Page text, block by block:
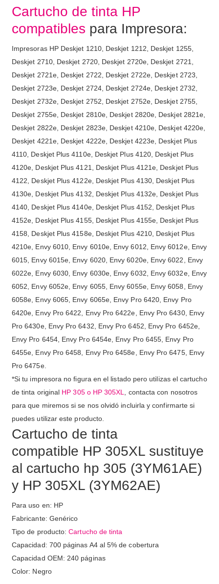
Cartucho de tinta HP
compatibles para Impresora:
Impresoras HP Deskjet 1210, Deskjet 1212, Deskjet 1255,
Deskjet 2710, Deskjet 2720, Deskjet 2720e, Deskjet 2721,
Deskjet 2721e, Deskjet 2722, Deskjet 2722e, Deskjet 2723,
Deskjet 2723e, Deskjet 2724, Deskjet 2724e, Deskjet 2732,
Deskjet 2732e, Deskjet 2752, Deskjet 2752e, Deskjet 2755,
Deskjet 2755e, Deskjet 2810e, Deskjet 2820e, Deskjet 2821e,
Deskjet 2822e, Deskjet 2823e, Deskjet 4210e, Deskjet 4220e,
Deskjet 4221e, Deskjet 4222e, Deskjet 4223e, Deskjet Plus
4110, Deskjet Plus 4110e, Deskjet Plus 4120, Deskjet Plus
4120e, Deskjet Plus 4121, Deskjet Plus 4121e, Deskjet Plus
4122, Deskjet Plus 4122e, Deskjet Plus 4130, Deskjet Plus
4130e, Deskjet Plus 4132, Deskjet Plus 4132e, Deskjet Plus
4140, Deskjet Plus 4140e, Deskjet Plus 4152, Deskjet Plus
4152e, Deskjet Plus 4155, Deskjet Plus 4155e, Deskjet Plus
4158, Deskjet Plus 4158e, Deskjet Plus 4210, Deskjet Plus
4210e, Envy 6010, Envy 6010e, Envy 6012, Envy 6012e, Envy
6015, Envy 6015e, Envy 6020, Envy 6020e, Envy 6022, Envy
6022e, Envy 6030, Envy 6030e, Envy 6032, Envy 6032e, Envy
6052, Envy 6052e, Envy 6055, Envy 6055e, Envy 6058, Envy
6058e, Envy 6065, Envy 6065e, Envy Pro 6420, Envy Pro
6420e, Envy Pro 6422, Envy Pro 6422e, Envy Pro 6430, Envy
Pro 6430e, Envy Pro 6432, Envy Pro 6452, Envy Pro 6452e,
Envy Pro 6454, Envy Pro 6454e, Envy Pro 6455, Envy Pro
6455e, Envy Pro 6458, Envy Pro 6458e, Envy Pro 6475, Envy
Pro 6475e.
*Si tu impresora no figura en el listado pero utilizas el cartucho
de tinta original HP 305 o HP 305XL
, contacta con nosotros
para que miremos si se nos olvidó incluirla y confirmarte si
puedes utilizar este producto.
Cartucho de tinta
compatible HP 305XL sustituye
al cartucho hp 305 (3YM61AE)
y HP 305XL (3YM62AE)
Para uso en: HP
Fabricante: Genérico
Tipo de producto:Cartucho de tinta
Capacidad: 700 páginas A4 al 5% de cobertura
Capacidad OEM: 240 páginas
Color: Negro